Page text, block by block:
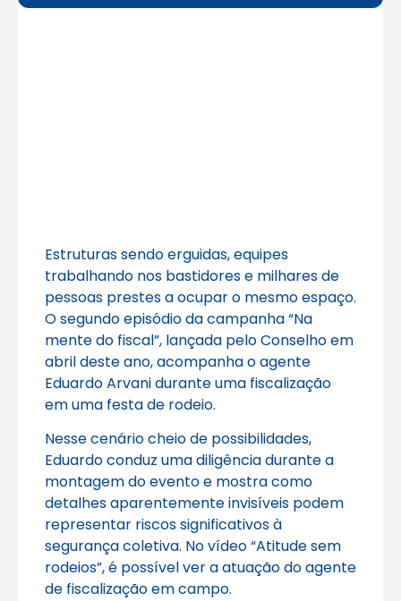
Estruturas sendo erguidas, equipes
trabalhando nos bastidores e milhares de
pessoas prestes a ocupar o mesmo espaço.
O segundo episódio da campanha “Na
mente do fiscal”, lançada pelo Conselho em
abril deste ano, acompanha o agente
Eduardo Arvani durante uma fiscalização
em uma festa de rodeio.
Nesse cenário cheio de possibilidades,
Eduardo conduz uma diligência durante a
montagem do evento e mostra como
detalhes aparentemente invisíveis podem
representar riscos significativos à
segurança coletiva. No vídeo “Atitude sem
rodeios”, é possível ver a atuação do agente
de fiscalização em campo.